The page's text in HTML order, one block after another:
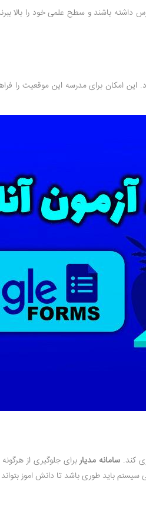
داشته باشند و سطح علمی خود را بالا
این امکان برای مدرسه این موقعیت را
کند. سامانه مدیاربرای جلوگیری از
باید طوری باشد تا دانش اموز بتواند